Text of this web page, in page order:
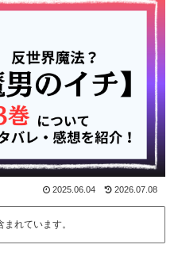
2025.06.04 2026.07.08
れています。